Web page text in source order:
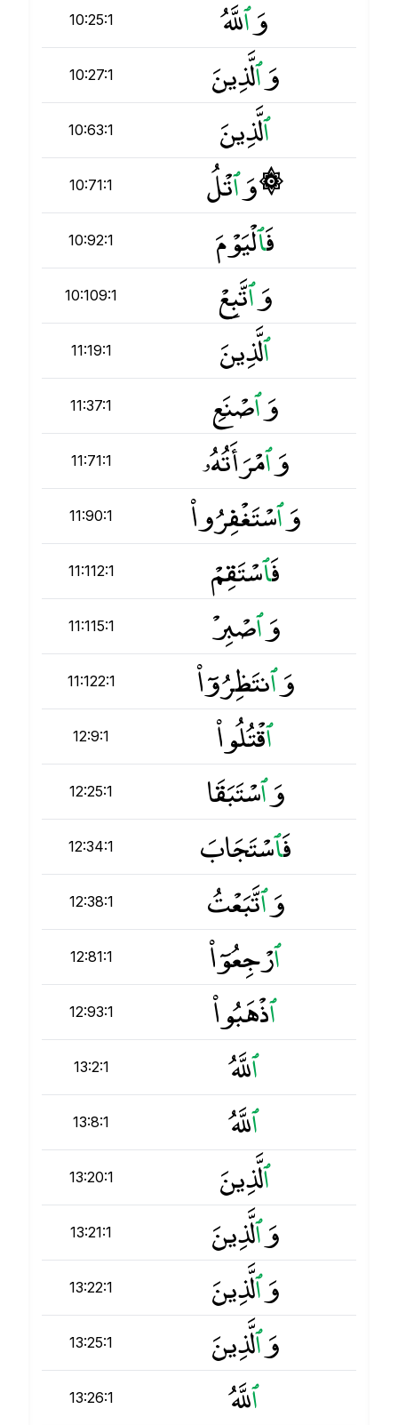
10:25:1 وَٱللَّهُ
10:27:1 وَٱلَّذِينَ
10:63:1 ٱلَّذِينَ
10:71:1 ۞ وَٱتْلُ
10:92:1 فَٱلْيَوْمَ
10:109:1 وَٱتَّبِعْ
11:19:1 ٱلَّذِينَ
11:37:1 وَٱصْنَعِ
11:71:1 وَٱمْرَأَتُهُۥ
11:90:1 وَٱسْتَغْفِرُوا۟
11:112:1 فَٱسْتَقِمْ
11:115:1 وَٱصْبِرْ
11:122:1 وَٱنتَظِرُوٓا۟
12:9:1 ٱقْتُلُوا۟
12:25:1 وَٱسْتَبَقَا
12:34:1 فَٱسْتَجَابَ
12:38:1 وَٱتَّبَعْتُ
12:81:1 ٱرْجِعُوٓا۟
12:93:1 ٱذْهَبُوا۟
13:2:1 ٱللَّهُ
13:8:1 ٱللَّهُ
13:20:1 ٱلَّذِينَ
13:21:1 وَٱلَّذِينَ
13:22:1 وَٱلَّذِينَ
13:25:1 وَٱلَّذِينَ
13:26:1 ٱللَّهُ